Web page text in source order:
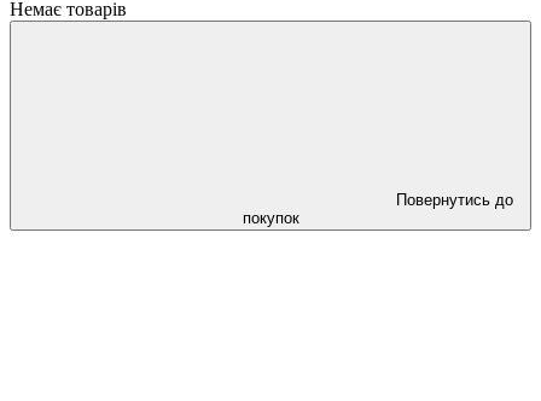
Немає товарів
Повернутись до
покупок